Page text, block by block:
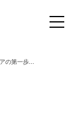
の第一歩...